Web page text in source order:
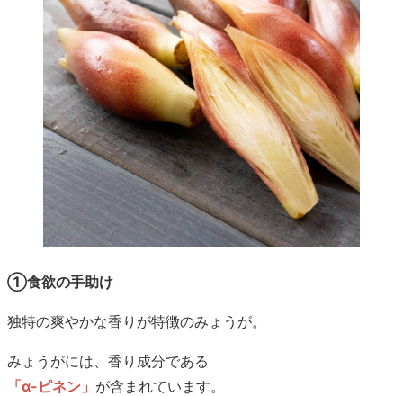
①食欲の手助け
独特の爽やかな香りが特徴のみょうが。
みょうがには、香り成分である
「α-ピネン」 が含まれています。